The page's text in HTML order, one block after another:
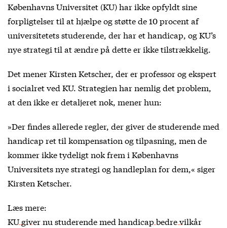
Københavns Universitet (KU) har ikke opfyldt sine
forpligtelser til at hjælpe og støtte de 10 procent af
universitetets studerende, der har et handicap, og KU’s
nye strategi til at ændre på dette er ikke tilstrækkelig.
Det mener Kirsten Ketscher, der er professor og ekspert
i socialret ved KU. Strategien har nemlig det problem,
at den ikke er detaljeret nok, mener hun:
»Der findes allerede regler, der giver de studerende med
handicap ret til kompensation og tilpasning, men de
kommer ikke tydeligt nok frem i Københavns
Universitets nye strategi og handleplan for dem,« siger
Kirsten Ketscher.
Læs mere:
KU giver nu studerende med handicap bedre vilkår